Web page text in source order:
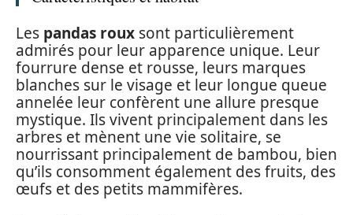
Les pandas roux sont particulièrement
admirés pour leur apparence unique. Leur
fourrure dense et rousse, leurs marques
blanches sur le visage et leur longue queue
annelée leur confèrent une allure presque
mystique. Ils vivent principalement dans les
arbres et mènent une vie solitaire, se
nourrissant principalement de bambou, bien
qu’ils consomment également des fruits, des
œufs et des petits mammifères.